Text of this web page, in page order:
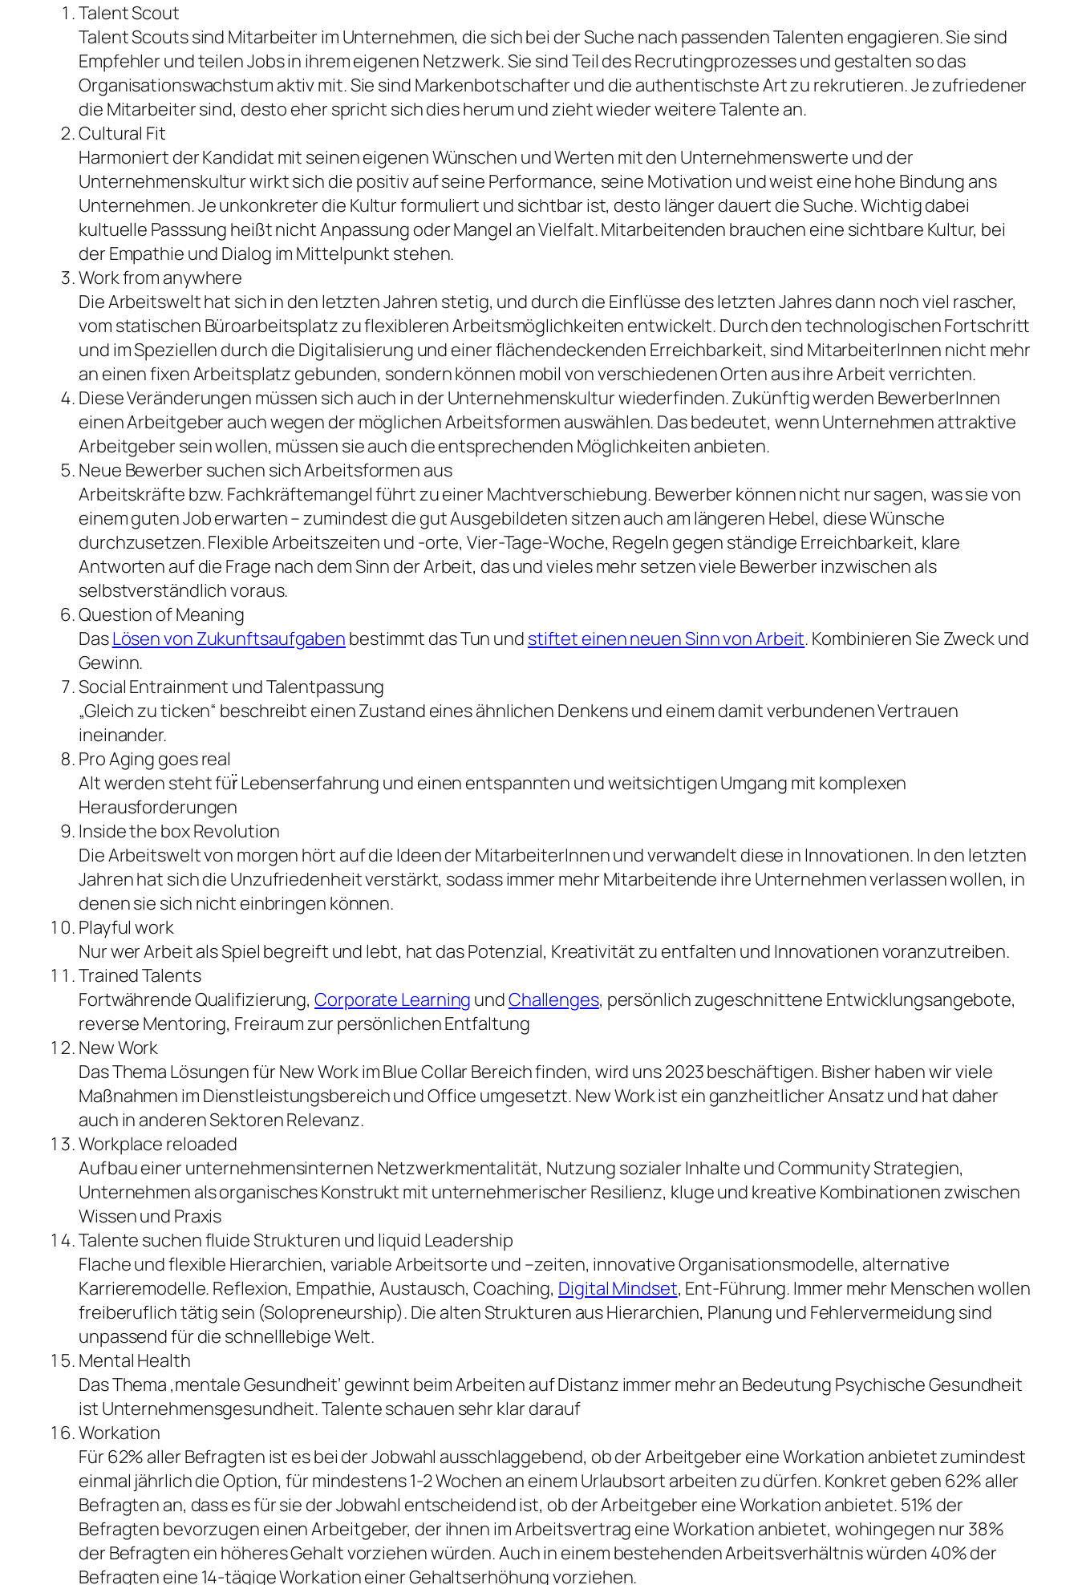
Talent Scout
Talent Scouts sind Mitarbeiter im Unternehmen, die sich bei der Suche nach passenden Talenten engagieren. Sie sind
Empfehler und teilen Jobs in ihrem eigenen Netzwerk. Sie sind Teil des Recrutingprozesses und gestalten so das
Organisationswachstum aktiv mit. Sie sind Markenbotschafter und die authentischste Art zu rekrutieren. Je zufriedener
die Mitarbeiter sind, desto eher spricht sich dies herum und zieht wieder weitere Talente an.
Cultural Fit
Harmoniert der Kandidat mit seinen eigenen Wünschen und Werten mit den Unternehmenswerte und der
Unternehmenskultur wirkt sich die positiv auf seine Performance, seine Motivation und weist eine hohe Bindung ans
Unternehmen. Je unkonkreter die Kultur formuliert und sichtbar ist, desto länger dauert die Suche. Wichtig dabei
kultuelle Passsung heißt nicht Anpassung oder Mangel an Vielfalt. Mitarbeitenden brauchen eine sichtbare Kultur, bei
der Empathie und Dialog im Mittelpunkt stehen.
Work from anywhere
Die Arbeitswelt hat sich in den letzten Jahren stetig, und durch die Einflüsse des letzten Jahres dann noch viel rascher,
vom statischen Büroarbeitsplatz zu flexibleren Arbeitsmöglichkeiten entwickelt. Durch den technologischen Fortschritt
und im Speziellen durch die Digitalisierung und einer flächendeckenden Erreichbarkeit, sind MitarbeiterInnen nicht mehr
an einen fixen Arbeitsplatz gebunden, sondern können mobil von verschiedenen Orten aus ihre Arbeit verrichten.
Diese Veränderungen müssen sich auch in der Unternehmenskultur wiederfinden. Zukünftig werden BewerberInnen
einen Arbeitgeber auch wegen der möglichen Arbeitsformen auswählen. Das bedeutet, wenn Unternehmen attraktive
Arbeitgeber sein wollen, müssen sie auch die entsprechenden Möglichkeiten anbieten.
Neue Bewerber suchen sich Arbeitsformen aus
Arbeitskräfte bzw. Fachkräftemangel führt zu einer Machtverschiebung. Bewerber können nicht nur sagen, was sie von
einem guten Job erwarten – zumindest die gut Ausgebildeten sitzen auch am längeren Hebel, diese Wünsche
durchzusetzen. Flexible Arbeitszeiten und -orte, Vier-Tage-Woche, Regeln gegen ständige Erreichbarkeit, klare
Antworten auf die Frage nach dem Sinn der Arbeit, das und vieles mehr setzen viele Bewerber inzwischen als
selbstverständlich voraus.
Question of Meaning
DasLösen von Zukunftsaufgaben bestimmt das Tun und stiftet einen neuen Sinn von Arbeit. Kombinieren Sie Zweck und
Gewinn.
Social Entrainment und Talentpassung
„Gleich zu ticken“ beschreibt einen Zustand eines ähnlichen Denkens und einem damit verbundenen Vertrauen
ineinander.
Pro Aging goes real
Alt werden steht für̈ Lebenserfahrung und einen entspannten und weitsichtigen Umgang mit komplexen
Herausforderungen
Inside the box Revolution
Die Arbeitswelt von morgen hört auf die Ideen der MitarbeiterInnen und verwandelt diese in Innovationen. In den letzten
Jahren hat sich die Unzufriedenheit verstärkt, sodass immer mehr Mitarbeitende ihre Unternehmen verlassen wollen, in
denen sie sich nicht einbringen können.
Playful work
Nur wer Arbeit als Spiel begreift und lebt, hat das Potenzial, Kreativität zu entfalten und Innovationen voranzutreiben.
Trained Talents
Fortwährende Qualifizierung,Corporate Learning undChallenges, persönlich zugeschnittene Entwicklungsangebote,
reverse Mentoring, Freiraum zur persönlichen Entfaltung
New Work
Das Thema Lösungen für New Work im Blue Collar Bereich finden, wird uns 2023 beschäftigen. Bisher haben wir viele
Maßnahmen im Dienstleistungsbereich und Office umgesetzt. New Work ist ein ganzheitlicher Ansatz und hat daher
auch in anderen Sektoren Relevanz.
Workplace reloaded
Aufbau einer unternehmensinternen Netzwerkmentalität, Nutzung sozialer Inhalte und Community Strategien,
Unternehmen als organisches Konstrukt mit unternehmerischer Resilienz, kluge und kreative Kombinationen zwischen
Wissen und Praxis
Talente suchen fluide Strukturen und liquid Leadership
Flache und flexible Hierarchien, variable Arbeitsorte und –zeiten, innovative Organisationsmodelle, alternative
Karrieremodelle. Reflexion, Empathie, Austausch, Coaching, Digital Mindset, Ent-Führung. Immer mehr Menschen wollen
freiberuflich tätig sein (Solopreneurship). Die alten Strukturen aus Hierarchien, Planung und Fehlervermeidung sind
unpassend für die schnelllebige Welt.
Mental Health
Das Thema ‚mentale Gesundheit‘ gewinnt beim Arbeiten auf Distanz immer mehr an Bedeutung Psychische Gesundheit
ist Unternehmensgesundheit. Talente schauen sehr klar darauf
Workation
Für 62% aller Befragten ist es bei der Jobwahl ausschlaggebend, ob der Arbeitgeber eine Workation anbietet zumindest
einmal jährlich die Option, für mindestens 1-2 Wochen an einem Urlaubsort arbeiten zu dürfen. Konkret geben 62% aller
Befragten an, dass es für sie der Jobwahl entscheidend ist, ob der Arbeitgeber eine Workation anbietet. 51% der
Befragten bevorzugen einen Arbeitgeber, der ihnen im Arbeitsvertrag eine Workation anbietet, wohingegen nur 38%
der Befragten ein höheres Gehalt vorziehen würden. Auch in einem bestehenden Arbeitsverhältnis würden 40% der
Befragten eine 14-tägige Workation einer Gehaltserhöhung vorziehen.